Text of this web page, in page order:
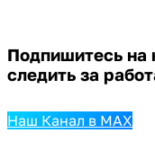
Подпишитесь на
следить за
Наш Канал в MAX